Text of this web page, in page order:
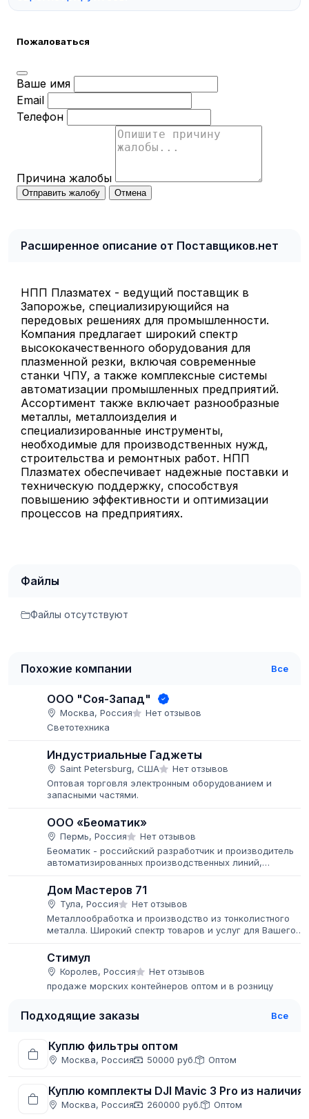
Пожаловаться
Ваше имя
Email
Телефон
Причина жалобы
Отправить жалобу Отмена
Расширенное описание от Поставщиков.нет
НПП Плазматех - ведущий поставщик в
Запорожье, специализирующийся на
передовых решениях для промышленности.
Компания предлагает широкий спектр
высококачественного оборудования для
плазменной резки, включая современные
станки ЧПУ, а также комплексные системы
автоматизации промышленных предприятий.
Ассортимент также включает разнообразные
металлы, металлоизделия и
специализированные инструменты,
необходимые для производственных нужд,
строительства и ремонтных работ. НПП
Плазматех обеспечивает надежные поставки и
техническую поддержку, способствуя
повышению эффективности и оптимизации
процессов на предприятиях.
Файлы
Файлы отсутствуют
Похожие компании Все
ООО "Соя-Запад"
Москва, Россия
Нет отзывов
Светотехника
Индустриальные Гаджеты
Saint Petersburg, США
Нет отзывов
Оптовая торговля электронным оборудованием и
запасными частями.
ООО «Беоматик»
Пермь, Россия
Нет отзывов
Беоматик - российский разработчик и производитель
автоматизированных производственных линий,
пластиковых цепей и комплектующих...
Дом Мастеров 71
Тула, Россия
Нет отзывов
Металлообработка и производство из тонколистного
металла. Широкий спектр товаров и услуг для Вашего
компаниями, так и с...
Стимул
Королев, Россия
Нет отзывов
продаже морских контейнеров оптом и в розницу
Подходящие заказы Все
Куплю фильтры оптом
Москва, Россия 50000 руб. Оптом
Куплю комплекты DJI Mavic 3 Pro из наличия
Москва, Россия 260000 руб. Оптом